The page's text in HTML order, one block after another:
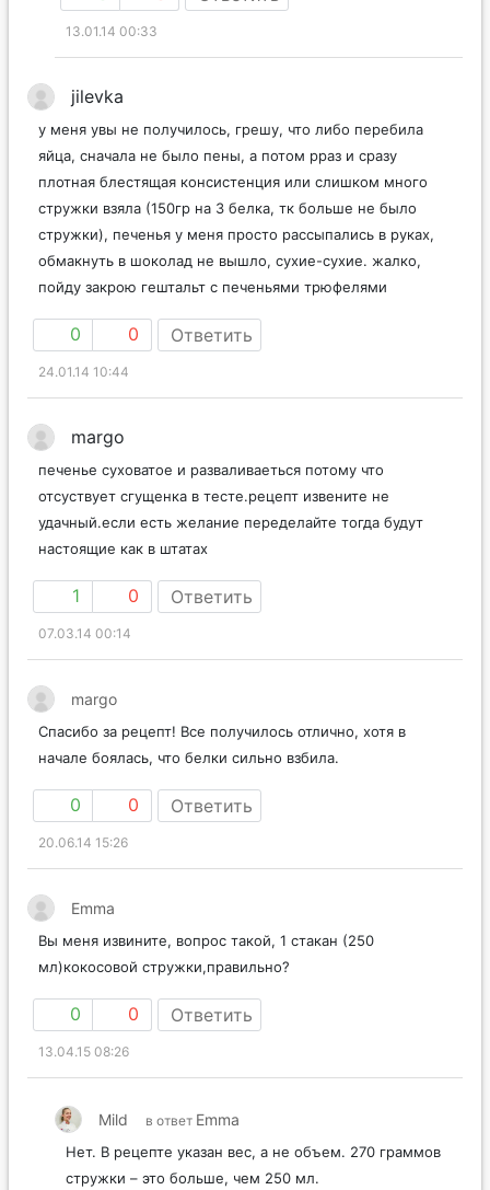
13.01.14 00:33
jilevka
у меня увы не получилось, грешу, что либо перебила
яйца, сначала не было пены, а потом рраз и сразу
плотная блестящая консистенция или слишком много
стружки взяла (150гр на 3 белка, тк больше не было
стружки), печенья у меня просто рассыпались в руках,
обмакнуть в шоколад не вышло, сухие-сухие. жалко,
пойду закрою гештальт с печеньями трюфелями
0 0 Ответить
24.01.14 10:44
margo
печенье суховатое и разваливаеться потому что
отсуствует сгущенка в тесте.рецепт извените не
удачный.если есть желание переделайте тогда будут
настоящие как в штатах
1 0 Ответить
07.03.14 00:14
margo
Спасибо за рецепт! Все получилось отлично, хотя в
начале боялась, что белки сильно взбила.
0 0 Ответить
20.06.14 15:26
Emma
Вы меня извините, вопрос такой, 1 стакан (250
мл)кокосовой стружки,правильно?
0 0 Ответить
13.04.15 08:26
Mild в ответ Emma
Нет. В рецепте указан вес, а не объем. 270 граммов
стружки – это больше, чем 250 мл.